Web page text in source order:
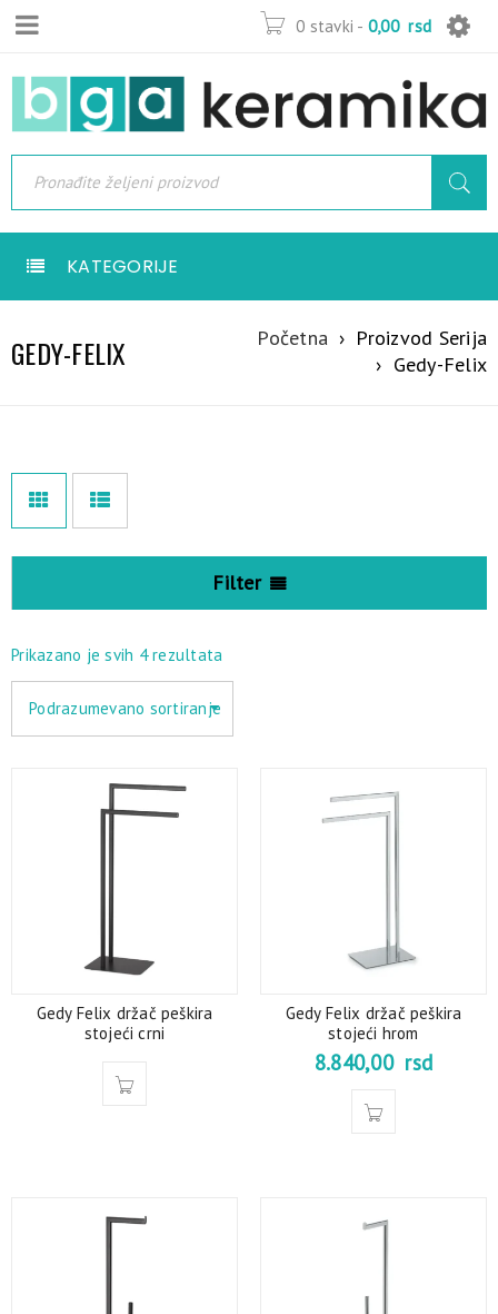
0 stavki - 0,00 rsd
KATEGORIJE
GEDY-FELIX Početna › Proizvod Serija
› Gedy-Felix
Filter
Prikazano je svih 4 rezultata
Podrazumevano sortiranje
Gedy Felix držač peškira
stojeći crni
Gedy Felix držač peškira
stojeći hrom
8.840,00 rsd